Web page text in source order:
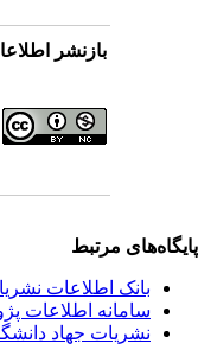
بازنشر
مرتبط
بانک اطلاعات
سامانه اطلاعات
نشریات جهاد